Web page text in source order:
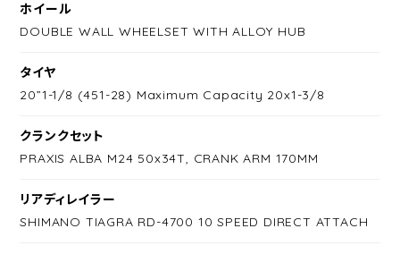
ホイール
DOUBLE WALL WHEELSET WITH ALLOY HUB
タイヤ
20”1-1/8 (451-28) Maximum Capacity 20x1-3/8
クランクセット
PRAXIS ALBA M24 50x34T, CRANK ARM 170MM
リアディレイラー
SHIMANO TIAGRA RD-4700 10 SPEED DIRECT ATTACH